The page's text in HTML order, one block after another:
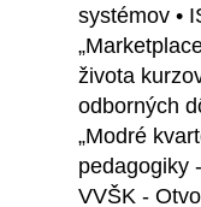
systémov •
života
odborných
„Modré
pedagogiky
VVŠK -